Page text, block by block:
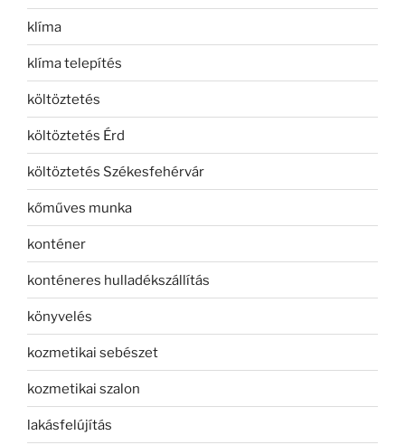
klíma
klíma telepítés
költöztetés
költöztetés Érd
költöztetés Székesfehérvár
kőműves munka
konténer
konténeres hulladékszállítás
könyvelés
kozmetikai sebészet
kozmetikai szalon
lakásfelújítás